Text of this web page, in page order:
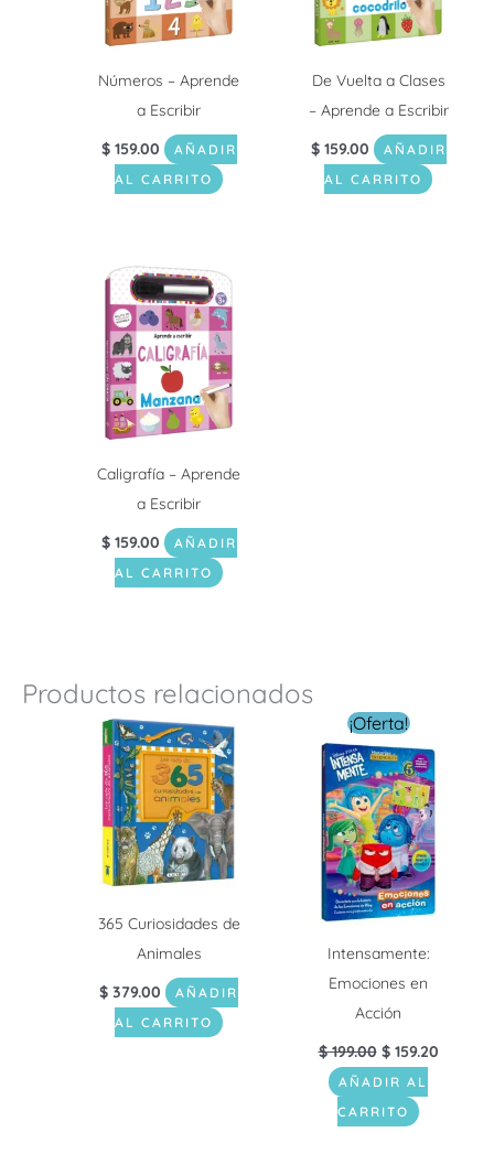
Números – Aprende
a Escribir
$159.00
AÑADIR
AL CARRITO
De Vuelta a Clases
– Aprende a Escribir
$159.00
AÑADIR
AL CARRITO
Caligrafía – Aprende
a Escribir
$159.00
AÑADIR
AL CARRITO
Productos relacionados
365 Curiosidades de
Animales
$ 379.00
AÑADIR
AL CARRITO
¡Oferta!
Intensamente:
Emociones en
Acción
$199.00
El
precio
original
era:
$ 199.00.
$159.20
AÑADIR AL
CARRITO